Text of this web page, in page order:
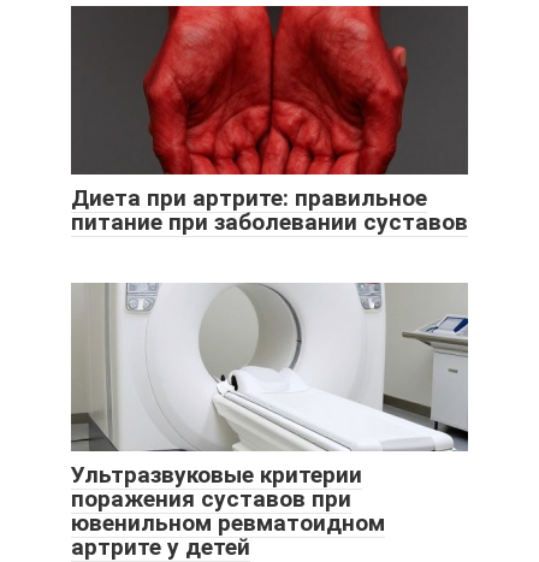
Диета при артрите: правильное
питание при заболевании суставов
Ультразвуковые критерии
поражения суставов при
ювенильном ревматоидном
артрите у детей